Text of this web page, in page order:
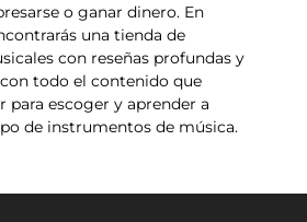
o ganar dinero. En
una tienda de
con reseñas profundas y
todo el contenido que
para escoger y aprender a
de instrumentos de música.